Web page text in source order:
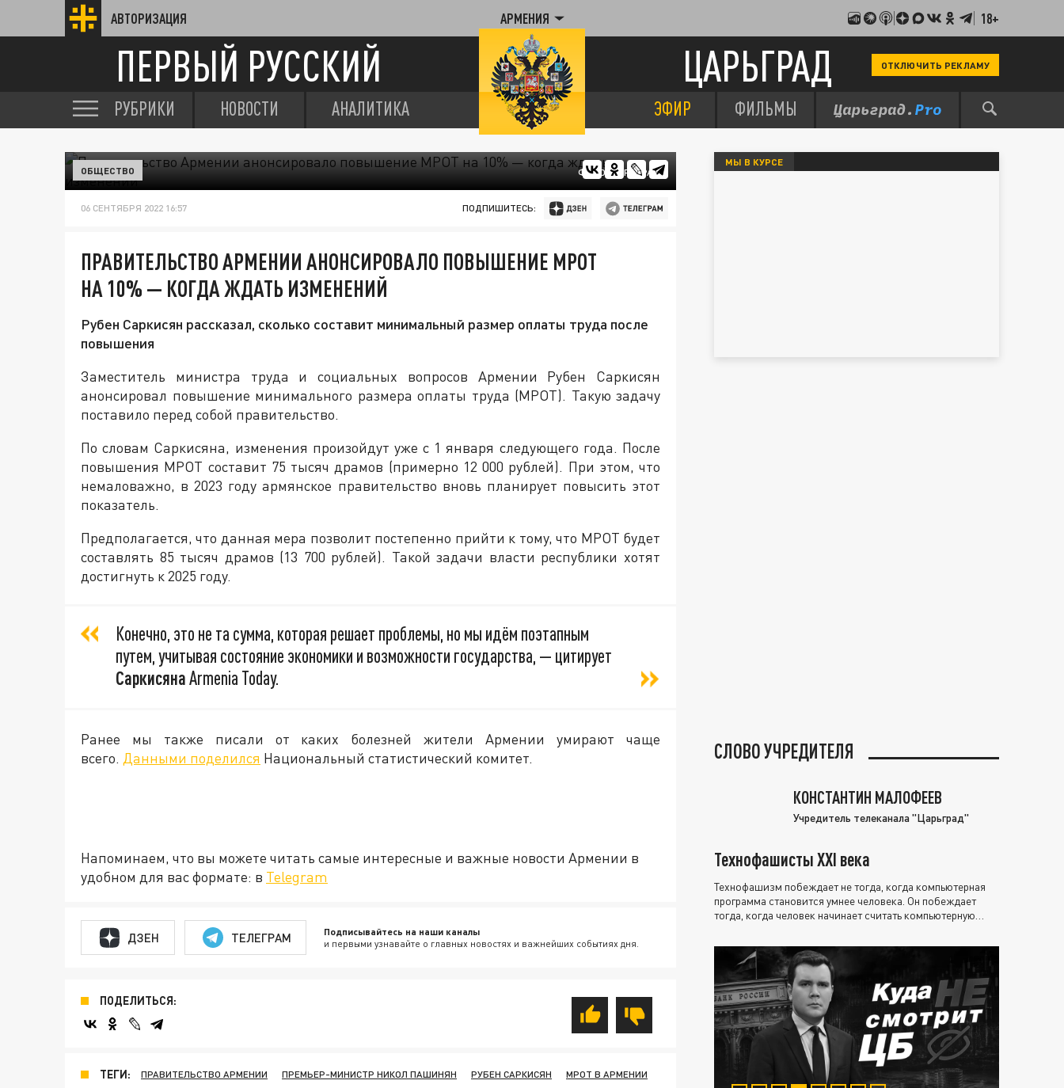
АВТОРИЗАЦИЯ АРМЕНИЯ 18+
ПЕРВЫЙ РУССКИЙ ЦАРЬГРАД ОТКЛЮЧИТЬ РЕКЛАМУ
РУБРИКИ НОВОСТИ АНАЛИТИКА ЭФИР ФИЛЬМЫ
ФОТО: ЦАРЬГРАД
ОБЩЕСТВО
06 СЕНТЯБРЯ 2022 16:57 ПОДПИШИТЕСЬ:
ПРАВИТЕЛЬСТВО АРМЕНИИ АНОНСИРОВАЛО ПОВЫШЕНИЕ МРОТ
НА 10% — КОГДА ЖДАТЬ ИЗМЕНЕНИЙ
Рубен Саркисян рассказал, сколько составит минимальный размер оплаты труда после
повышения
Заместитель министра труда и социальных вопросов Армении Рубен Саркисян
анонсировал повышение минимального размера оплаты труда (МРОТ). Такую задачу
поставило перед собой правительство.
По словам Саркисяна, изменения произойдут уже с 1 января следующего года. После
повышения МРОТ составит 75 тысяч драмов (примерно 12 000 рублей). При этом, что
немаловажно, в 2023 году армянское правительство вновь планирует повысить этот
показатель.
Предполагается, что данная мера позволит постепенно прийти к тому, что МРОТ будет
составлять 85 тысяч драмов (13 700 рублей). Такой задачи власти республики хотят
достигнуть к 2025 году.
Конечно, это не та сумма, которая решает проблемы, но мы идём поэтапным
путем, учитывая состояние экономики и возможности государства, — цитирует
СаркисянаArmenia Today.
Ранее мы также писали от каких болезней жители Армении умирают чаще
всего. Данными поделился Национальный статистический комитет.
Напоминаем, что вы можете читать самые интересные и важные новости Армении в
удобном для вас формате: в Telegram
ДЗЕН ТЕЛЕГРАМ Подписывайтесь на наши каналы
и первыми узнавайте о главных новостях и важнейших событиях дня.
ПОДЕЛИТЬСЯ:
ТЕГИ: ПРАВИТЕЛЬСТВО АРМЕНИИ ПРЕМЬЕР-МИНИСТР НИКОЛ ПАШИНЯН РУБЕН САРКИСЯН МРОТ В АРМЕНИИ
МЫ В КУРСЕ
СЛОВО УЧРЕДИТЕЛЯ
КОНСТАНТИН МАЛОФЕЕВ
Учредитель телеканала "Царьград"
Технофашисты XXI века
Технофашизм побеждает не тогда, когда компьютерная
программа становится умнее человека. Он побеждает
тогда, когда человек начинает считать компьютерную